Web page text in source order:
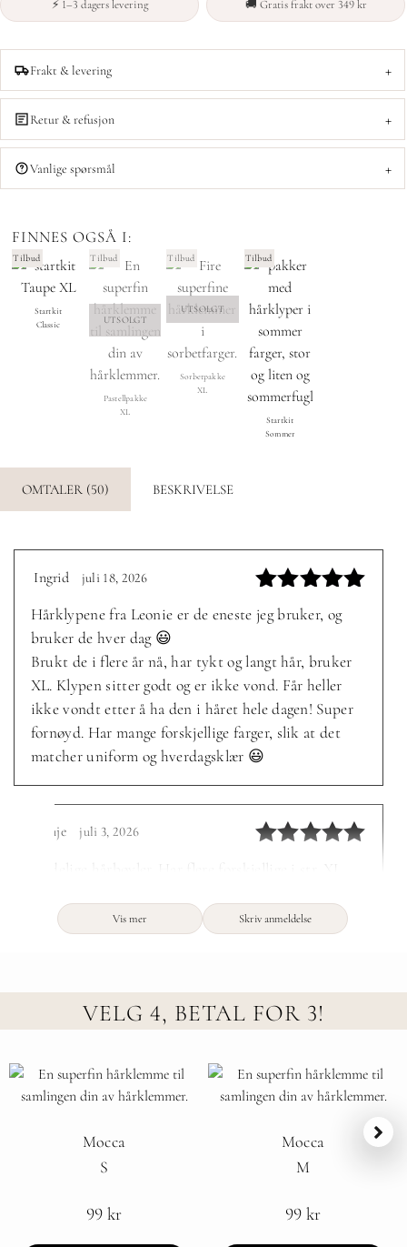
⚡ 1–3 dagers levering 🚚 Gratis frakt over 349 kr
Frakt & levering +
Retur & refusjon +
Vanlige spørsmål +
FINNES OGSÅ I:
Tilbud
Startkit
Classic
Tilbud
UTSOLGT
Pastellpakke
XL
Tilbud
UTSOLGT
Sorbetpakke
XL
Tilbud
Startkit
Sommer
OMTALER (50) BESKRIVELSE
Vurdert
av 5
Ingrid juli 18, 2026
Hårklypene fra Leonie er de eneste jeg bruker, og
bruker de hver dag 😃
Brukt de i flere år nå, har tykt og langt hår, bruker
XL. Klypen sitter godt og er ikke vond. Får heller
ikke vondt etter å ha den i håret hele dagen! Super
fornøyd. Har mange forskjellige farger, slik at det
matcher uniform og hverdagsklær 😃
Tonje juli 3, 2026
Nydelige hårbøyler. Har flere forskjellige i str. XL,
og fyldig hår.
Vis mer Skriv anmeldelse
VELG 4, BETAL FOR 3!
Mocca
S
99 kr
Mocca
M
99 kr